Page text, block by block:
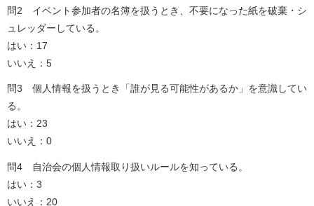
問2 イベント参加者の名簿を扱うとき、不要になった紙を破棄・シ
ュレッダーしている。
はい：17
いいえ：5
問3 個人情報を扱うとき「誰が見る可能性があるか」を意識してい
る。
はい：23
いいえ：0
問4 自治会の個人情報取り扱いルールを知っている。
はい：3
いいえ：20